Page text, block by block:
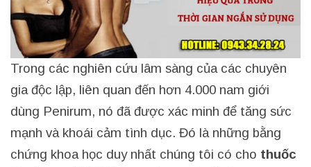
Trong các nghiên cứu lâm sàng của các chuyên
gia độc lập, liên quan đến hơn 4.000 nam giới
dùng Penirum, nó đã được xác minh để tăng sức
mạnh và khoái cảm tình dục. Đó là những bằng
chứng khoa học duy nhất chúng tôi có cho thuốc